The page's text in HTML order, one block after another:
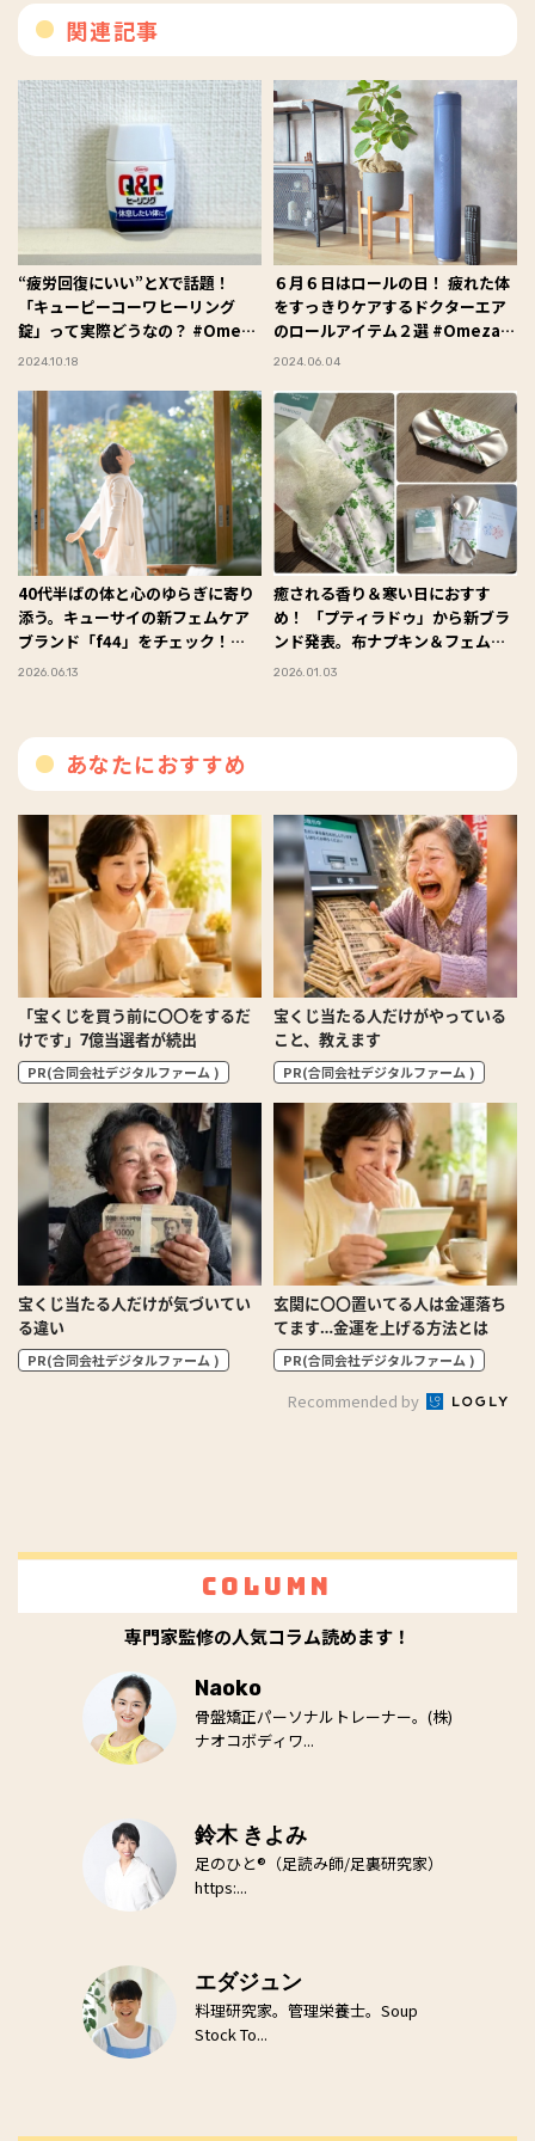
関連記事
“疲労回復にいい”とXで話題！
「キューピーコーワヒーリング
錠」って実際どうなの？ #Omeza
トーク
2024.10.18
６月６日はロールの日！ 疲れた体
をすっきりケアするドクターエア
のロールアイテム２選 #Omezaト
ーク
2024.06.04
40代半ばの体と心のゆらぎに寄り
添う。キューサイの新フェムケア
ブランド「f44」をチェック！
#Omezaトーク
2026.06.13
癒される香り＆寒い日におすす
め！ 「プティラドゥ」から新ブラ
ンド発表。布ナプキン＆フェムス
チームパッドで温活♡ #Omezaト
2026.01.03
あなたにおすすめ
「宝くじを買う前に〇〇をするだ
けです」7億当選者が続出
PR(合同会社デジタルファーム )
宝くじ当たる人だけがやっている
こと、教えます
PR(合同会社デジタルファーム )
宝くじ当たる人だけが気づいてい
る違い
PR(合同会社デジタルファーム )
玄関に〇〇置いてる人は金運落ち
てます…金運を上げる方法とは
PR(合同会社デジタルファーム )
Recommended by
Column
専門家監修の人気コラム読めます！
Naoko
骨盤矯正パーソナルトレーナー。(株)
ナオコボディワ...
鈴木 きよみ
足のひと®（足読み師/足裏研究家）
https:...
エダジュン
料理研究家。管理栄養士。Soup
Stock To...